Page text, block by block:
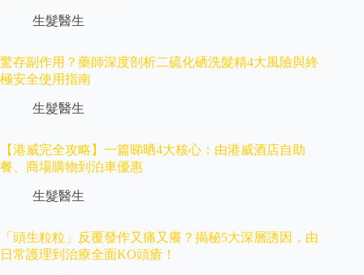
生髮醫生
驚存副作用？藥師深度剖析二硫化硒洗髮精4大風險與終
極安全使用指南
生髮醫生
【港威完全攻略】一篇睇晒4大核心：由港威酒店自助
餐、商場購物到泊車優惠
生髮醫生
「頭生粒粒」反覆發作又痛又癢？揭秘5大深層誘因，由
日常護理到治療全面KO頭瘡！